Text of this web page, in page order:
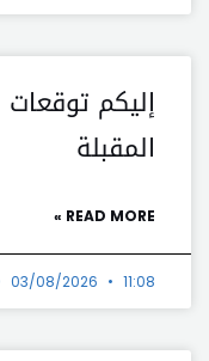
إليكم
المقبلة
READ MORE »
03/08/2026 11:08 ص